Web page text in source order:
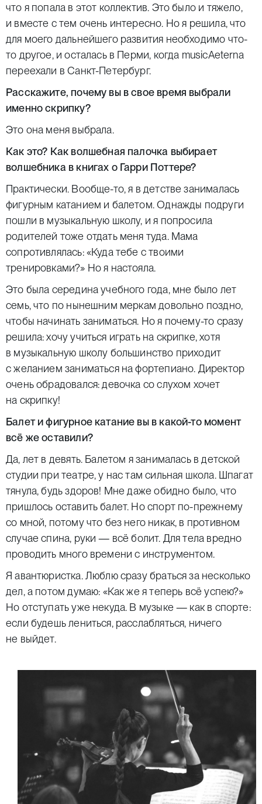
что я попала в этот коллектив. Это было и тяжело,
и вместе с тем очень интересно. Но я решила, что
для моего дальнейшего развития необходимо что-
то другое, и осталась в Перми, когда musicAeterna
переехали в Санкт-Петербург.
Расскажите, почему вы в свое время выбрали
именно скрипку?
Это она меня выбрала.
Как это? Как волшебная палочка выбирает
волшебника в книгах о Гарри Поттере?
Практически. Вообще-то, я в детстве занималась
фигурным катанием и балетом. Однажды подруги
пошли в музыкальную школу, и я попросила
родителей тоже отдать меня туда. Мама
сопротивлялась: «Куда тебе с твоими
тренировками?» Но я настояла.
Это была середина учебного года, мне было лет
семь, что по нынешним меркам довольно поздно,
чтобы начинать заниматься. Но я почему-то сразу
решила: хочу учиться играть на скрипке, хотя
в музыкальную школу большинство приходит
с желанием заниматься на фортепиано. Директор
очень обрадовался: девочка со слухом хочет
на скрипку!
Балет и фигурное катание вы в какой-то момент
всё же оставили?
Да, лет в девять. Балетом я занималась в детской
студии при театре, у нас там сильная школа. Шпагат
тянула, будь здоров! Мне даже обидно было, что
пришлось оставить балет. Но спорт по-прежнему
со мной, потому что без него никак, в противном
случае спина, руки — всё болит. Для тела вредно
проводить много времени с инструментом.
Я авантюристка. Люблю сразу браться за несколько
дел, а потом думаю: «Как же я теперь всё успею?»
Но отступать уже некуда. В музыке — как в спорте:
если будешь лениться, расслабляться, ничего
не выйдет.